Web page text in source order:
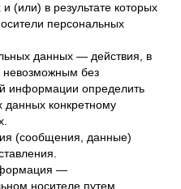
(или) в результате которых
персональных
данных — действия, в
невозможным без
информации определить
данных конкретному
(сообщения, данные)
—
носителе путем